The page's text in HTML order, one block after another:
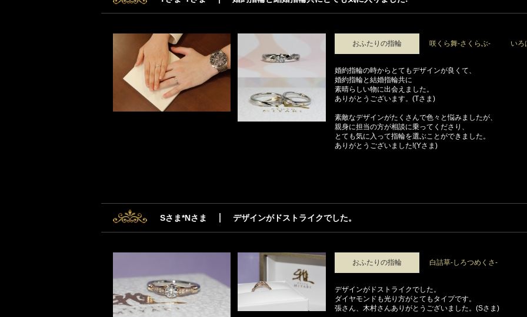
おふたりの指輪 咲くら舞-さくらぶ- いろ
婚約指輪の時からとてもデザインが良くて、
婚約指輪と結婚指輪共に
素晴らしい物に出会えました。
ありがとうございます。(Tさま)
素敵なデザインがたくさんで色々と悩みましたが、
親身に担当の方が相談に乗ってくださり、
とても気に入って指輪を選ぶことができました。
ありがとうございました!(Yさま)
Sさま*Nさま デザインがドストライクでした。
おふたりの指輪 白詰草-しろつめくさ-
デザインがドストライクでした。
ダイヤモンドも光り方がとてもタイプです。
張さん、木村さんありがとうございました。(Sさま)